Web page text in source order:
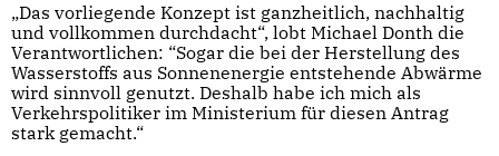
„Das vorliegende Konzept ist ganzheitlich, nachhaltig
und vollkommen durchdacht“, lobt Michael Donth die
Verantwortlichen: “Sogar die bei der Herstellung des
Wasserstoffs aus Sonnenenergie entstehende Abwärme
wird sinnvoll genutzt. Deshalb habe ich mich als
Verkehrspolitiker im Ministerium für diesen Antrag
stark gemacht.“